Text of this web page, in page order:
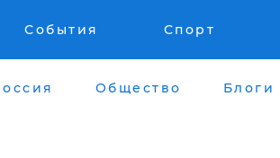
События Спорт
Общество Блоги